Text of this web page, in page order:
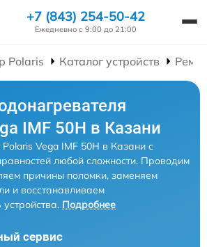
+7 (843) 254-50-42
Ежедневно с 9:00 до 21:00
Polaris Каталог устройств
IMF 50H в Казани
Vega IMF 50H в Казани с
любой сложности. Проводим
причины поломки, заменяем
и восстанавливаем
устройства. Подробнее
сервис